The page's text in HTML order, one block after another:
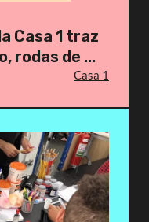
Casa 1 traz
rodas de ...
Casa 1